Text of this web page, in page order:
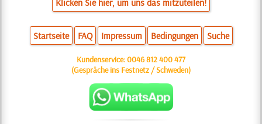
Klicken Sie hier, um uns das mitzuteilen!
Startseite FAQ Impressum Bedingungen Suche
Kundenservice:0046 812 400 477
(Gespräche ins Festnetz / Schweden)